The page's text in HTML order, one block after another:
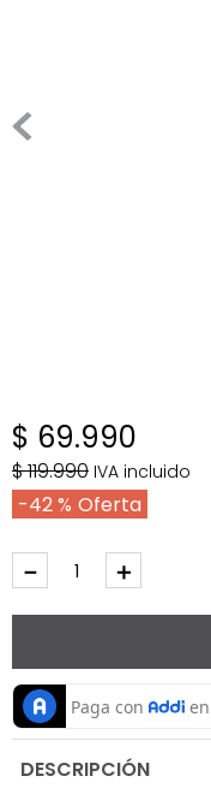
$ 69.990
$119.990 IVA incluido
42 %
＋
－
DESCRIPCIÓN